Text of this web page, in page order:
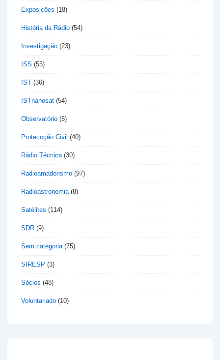
Exposições (18)
História da Rádio (54)
Investigação (23)
ISS (55)
IST (36)
ISTnanosat (54)
Observatório (5)
Proteccção Civil (40)
Rádio Técnica(30)
Radioamadorismo (97)
Radioastronomia(8)
Satélites (114)
SDR (9)
Sem categoria(75)
SIRESP (3)
Sócios (48)
Voluntariado (10)